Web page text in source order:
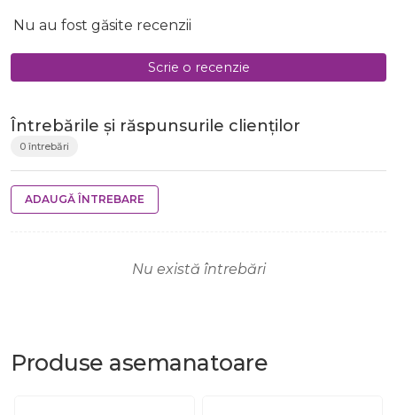
Nu au fost găsite recenzii
Scrie o recenzie
Întrebările și răspunsurile clienților
0 întrebări
ADAUGĂ ÎNTREBARE
Nu există întrebări
Produse asemanatoare